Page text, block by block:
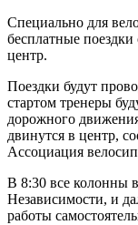
Специально для
бесплатные
центр.
Поездки будут
стартом тренеры
дорожного
двинутся в центр,
Ассоциация
В 8:30 все колонны
Независимости, и
работы